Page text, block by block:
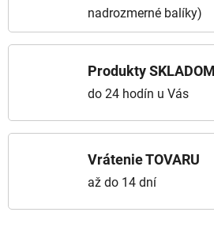
nadrozmerné balíky)
Produkty SKLADOM
do 24 hodín u Vás
Vrátenie TOVARU
až do 14 dní